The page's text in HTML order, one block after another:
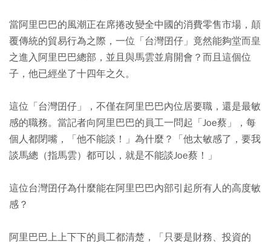
當阿里巴巴的風潮正在席捲改變全中國的消費零售市場，顛
覆傳統的貿易行為之際，一位「台灣囝仔」竟然能夠堂而皇
之進入阿里巴巴總部，並且與馬雲並肩開會？而且這個位
子，他已經坐了十四年之久。
這位「台灣囝仔」，不僅在阿里巴巴內位居要職，還是最敏
感的職務。當記者向阿里巴巴的員工一問起「Joe蔡」，每
個人都閉嘴，「他不能談！」為什麼？「他太敏感了，要我
談馬總（指馬雲）都可以，就是不能談Joe蔡！」
這位台灣囝仔為什麼能在阿里巴巴內部引起所有人的高度敏
感？
阿里巴巴上上下下的員工都清楚，「只要是財務、投資的